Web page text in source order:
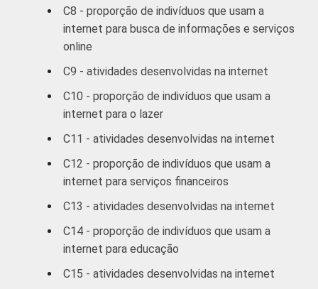
ou mais
RENDA
R$381-
R$760
R$761-
55 29
R$1141-
R$1900
R$1901-
R$3800
C8 - proporção de indivíduos que usam a
internet para busca de informações e serviços
online
C9 - atividades desenvolvidas na internet
C10 - proporção de indivíduos que usam a
internet para o lazer
C11 - atividades desenvolvidas na internet
C12 - proporção de indivíduos que usam a
internet para serviços financeiros
C13 - atividades desenvolvidas na internet
C14 - proporção de indivíduos que usam a
internet para educação
C15 - atividades desenvolvidas na internet